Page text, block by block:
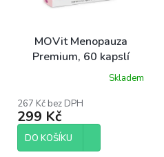
ů
MOVit Menopauza
Premium, 60 kapslí
Skladem
267 Kč bez DPH
299 Kč
DO KOŠÍKU